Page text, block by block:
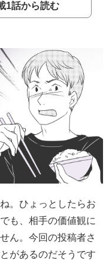
1話から読む
。ひょっとしたらお
も、相手の価値観に
ん。今回の投稿者さ
があるのだそうです